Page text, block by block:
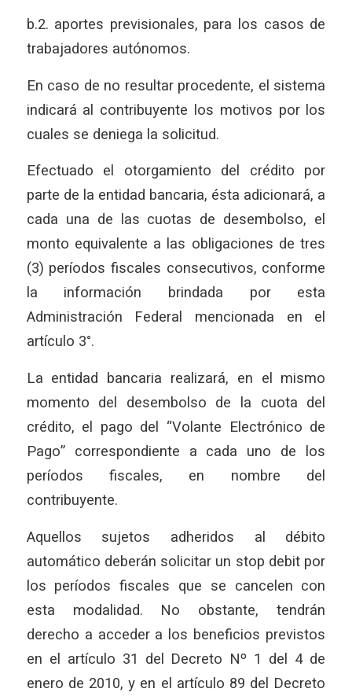
b.2. aportes previsionales, para los casos de
trabajadores autónomos.
En caso de no resultar procedente, el sistema
indicará al contribuyente los motivos por los
cuales se deniega la solicitud.
Efectuado el otorgamiento del crédito por
parte de la entidad bancaria, ésta adicionará, a
cada una de las cuotas de desembolso, el
monto equivalente a las obligaciones de tres
(3) períodos fiscales consecutivos, conforme
la información brindada por esta
Administración Federal mencionada en el
artículo 3°.
La entidad bancaria realizará, en el mismo
momento del desembolso de la cuota del
crédito, el pago del “Volante Electrónico de
Pago” correspondiente a cada uno de los
períodos fiscales, en nombre del
contribuyente.
Aquellos sujetos adheridos al débito
automático deberán solicitar un stop debit por
los períodos fiscales que se cancelen con
esta modalidad. No obstante, tendrán
derecho a acceder a los beneficios previstos
en el artículo 31 del Decreto Nº 1 del 4 de
enero de 2010, y en el artículo 89 del Decreto